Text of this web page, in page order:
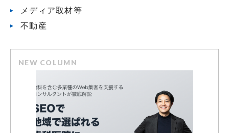
メディア取材等
不動産
NEW COLUMN